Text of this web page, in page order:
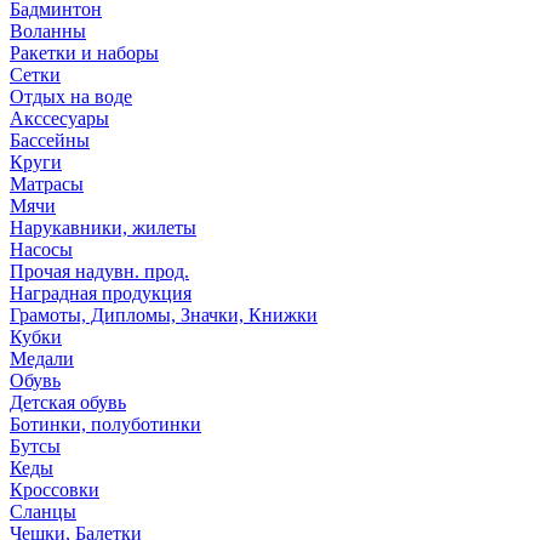
Бадминтон
Воланны
Ракетки и наборы
Сетки
Отдых на воде
Акссесуары
Бассейны
Круги
Матрасы
Мячи
Нарукавники, жилеты
Насосы
Прочая надувн. прод.
Наградная продукция
Грамоты, Дипломы, Значки, Книжки
Кубки
Медали
Обувь
Детская обувь
Ботинки, полуботинки
Бутсы
Кеды
Кроссовки
Сланцы
Чешки, Балетки